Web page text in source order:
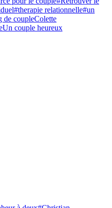
#therapie relationnelle#un
de coupleColette
Un couple heureux